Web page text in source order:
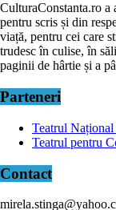
CulturaConstanta.ro a
pentru scris și din
viață, pentru cei care
trudesc în culise, în
paginii de hârtie și a
Parteneri
Teatrul
Teatrul pentru
Contact